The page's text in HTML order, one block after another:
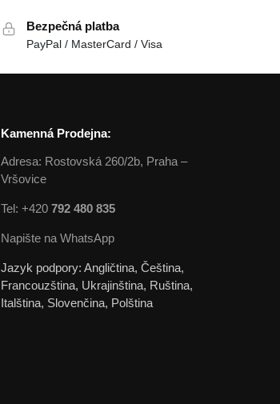
Bezpečná platba
PayPal / MasterCard / Visa
Kamenná Prodejna:
Adresa: Rostovská 260/2b, Praha –
Vršovice
Tel: +420 792 480 835
Napište na WhatsApp
Jazyk podpory: Angličtina, Čeština,
Francouzština, Ukrajinština, Ruština,
Italština, Slovenčina, Polština